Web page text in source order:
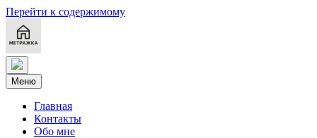
Перейти к содержимому
Меню
Главная
Контакты
Обо мне